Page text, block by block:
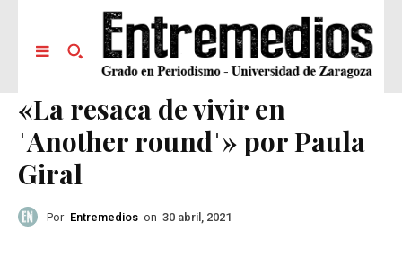
«La resaca de vivir en
ˈAnother roundˈ» por Paula
Giral
Por Entremedios on 30 abril, 2021